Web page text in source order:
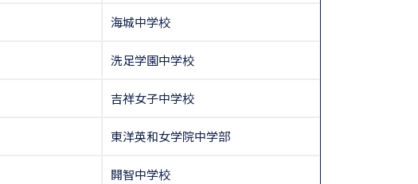
海城中学校
洗足学園中学校
吉祥女子中学校
東洋英和女学院中学部
開智中学校